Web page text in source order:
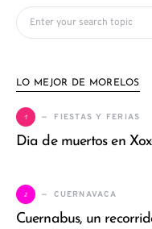
Search for:
LO MEJOR DE MORELOS
1 FIESTAS Y FERIAS
Dia de muertos en
2 CUERNAVACA
Cuernabus, un